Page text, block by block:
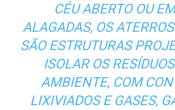
CÉU ABERTO OU
ALAGADAS, OS
SÃO ESTRUTURAS
ISOLAR OS
AMBIENTE, COM
LIXIVIADOS E GASES,